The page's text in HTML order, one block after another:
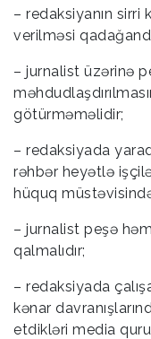
– redaksiyanın sirri
verilməsi
– jurnalist üzərinə
götürməməlidir;
– redaksiyada
rəhbər heyətlə
hüquq
– jurnalist peşə
qalmalıdır;
– redaksiyada
kənar
etdikləri media